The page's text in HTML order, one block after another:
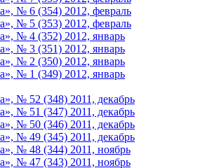
№ 6 (354) 2012, февраль
№ 5 (353) 2012, февраль
№ 4 (352) 2012, январь
№ 3 (351) 2012, январь
№ 2 (350) 2012, январь
№ 1 (349) 2012, январь
№ 52 (348) 2011, декабрь
№ 51 (347) 2011, декабрь
№ 50 (346) 2011, декабрь
№ 49 (345) 2011, декабрь
№ 48 (344) 2011, ноябрь
№ 47 (343) 2011, ноябрь